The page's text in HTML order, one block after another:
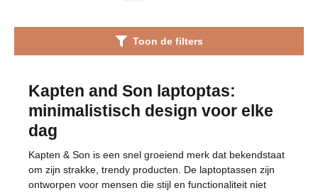
Toon de filters
Kapten and Son laptoptas:
minimalistisch design voor elke
dag
Kapten & Son is een snel groeiend merk dat bekendstaat
om zijn strakke, trendy producten. De laptoptassen zijn
ontworpen voor mensen die stijl en functionaliteit niet